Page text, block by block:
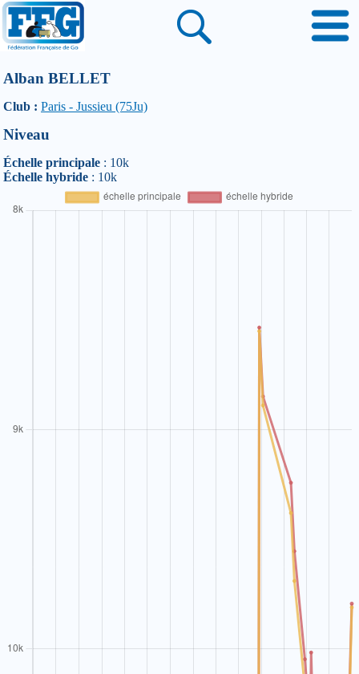
Alban BELLET
Club : Paris - Jussieu (75Ju)
Niveau
Échelle principale : 10k
Échelle hybride : 10k